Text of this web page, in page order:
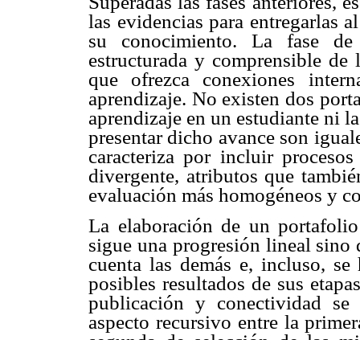
las evidencias para entregarlas
su conocimiento. La fase de
estructurada y comprensible
que ofrezca conexiones
aprendizaje. No existen dos
aprendizaje en un estudiante ni
presentar dicho avance son
caracteriza por incluir
divergente, atributos que
evaluación más homogéneos y
La elaboración de un
sigue una progresión lineal sino
cuenta las demás e, incluso,
posibles resultados de sus
publicación y conectividad
aspecto recursivo entre la